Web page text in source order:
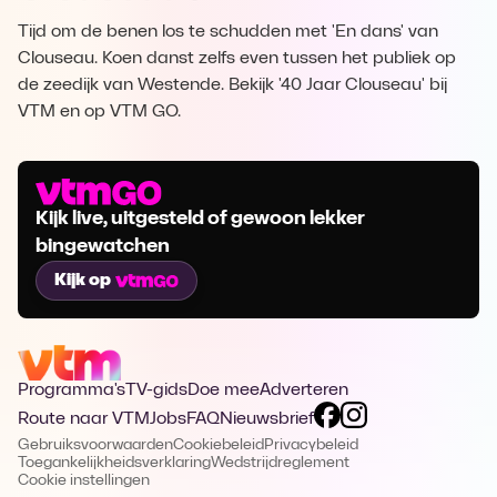
Tijd om de benen los te schudden met 'En dans' van
Clouseau. Koen danst zelfs even tussen het publiek op
de zeedijk van Westende. Bekijk '40 Jaar Clouseau' bij
VTM en op VTM GO.
Kijk live, uitgesteld of gewoon lekker
bingewatchen
Kijk op
Programma's TV-gidsDoe meeAdverteren
Route naar VTMJobsFAQNieuwsbrief
GebruiksvoorwaardenCookiebeleidPrivacybeleid
ToegankelijkheidsverklaringWedstrijdreglement
Cookie instellingen